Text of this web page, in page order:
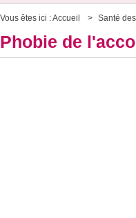
Vous êtes ici :Accueil Santé
Phobie de